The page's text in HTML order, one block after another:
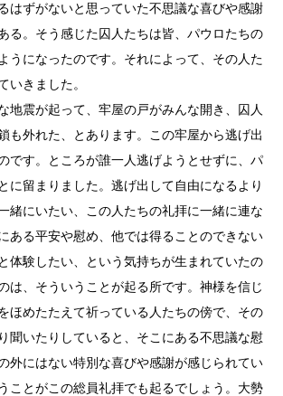
はずがないと思っていた不思議な喜びや感謝
る。そう感じた囚人たちは皆、パウロたちの
うになったのです。それによって、その人た
いきました。
地震が起って、牢屋の戸がみんな開き、囚人
も外れた、とあります。この牢屋から逃げ出
です。ところが誰一人逃げようとせずに、パ
に留まりました。逃げ出して自由になるより
緒にいたい、この人たちの礼拝に一緒に連な
ある平安や慰め、他では得ることのできない
体験したい、という気持ちが生まれていたの
は、そういうことが起る所です。神様を信じ
ほめたたえて祈っている人たちの傍で、その
聞いたりしていると、そこにある不思議な慰
外にはない特別な喜びや感謝が感じられてい
ことがこの総員礼拝でも起るでしょう。大勢